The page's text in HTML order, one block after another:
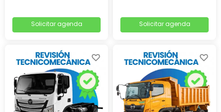
Solicitar agenda Solicitar agenda